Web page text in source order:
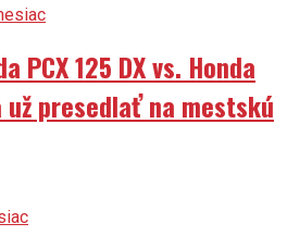
PCX 125 DX vs. Honda
už presedlať na mestskú